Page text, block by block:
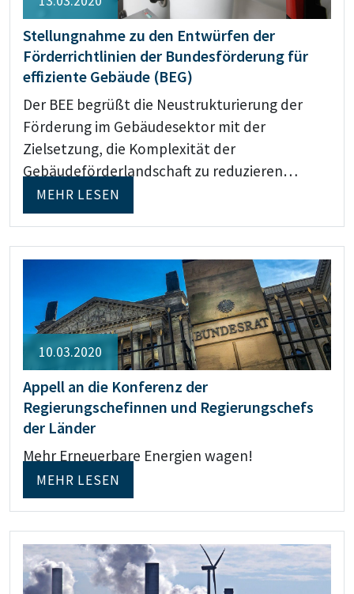
Stellungnahme zu den Entwürfen der
Förderrichtlinien der Bundesförderung für
effiziente Gebäude (BEG)
Der BEE begrüßt die Neustrukturierung der
Förderung im Gebäudesektor mit der
Zielsetzung, die Komplexität der
Gebäudeförderlandschaft zu reduzieren…
MEHR LESEN
10.03.2020
Appell an die Konferenz der
Regierungschefinnen und Regierungschefs
der Länder
Mehr Erneuerbare Energien wagen!
MEHR LESEN